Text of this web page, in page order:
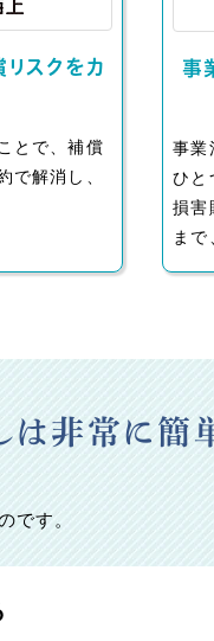
スクをカ
とで、補償
で解消し、
事
事業
ひと
損害
まで
非常に簡単
です。